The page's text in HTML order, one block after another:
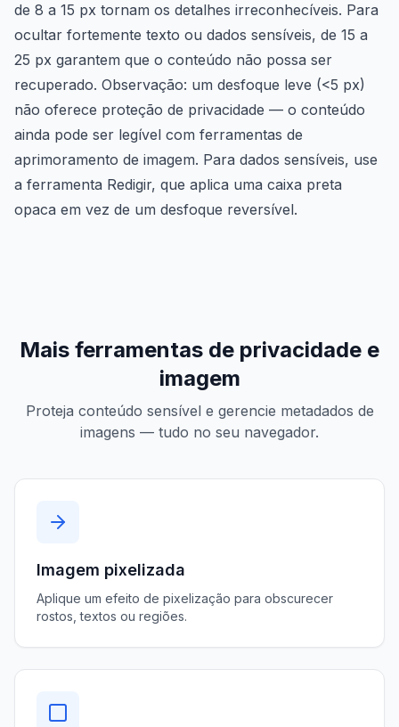
de 8 a 15 px tornam os detalhes irreconhecíveis. Para
ocultar fortemente texto ou dados sensíveis, de 15 a
25 px garantem que o conteúdo não possa ser
recuperado. Observação: um desfoque leve (<5 px)
não oferece proteção de privacidade — o conteúdo
ainda pode ser legível com ferramentas de
aprimoramento de imagem. Para dados sensíveis, use
a ferramenta Redigir, que aplica uma caixa preta
opaca em vez de um desfoque reversível.
Mais ferramentas de privacidade e
imagem
Proteja conteúdo sensível e gerencie metadados de
imagens — tudo no seu navegador.
Imagem pixelizada
Aplique um efeito de pixelização para obscurecer
rostos, textos ou regiões.